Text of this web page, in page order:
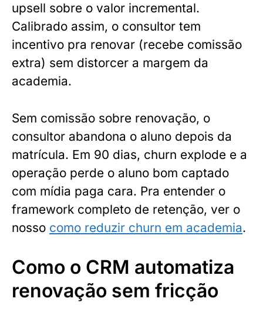
upsell sobre o valor incremental.
Calibrado assim, o consultor tem
incentivo pra renovar (recebe comissão
extra) sem distorcer a margem da
academia.
Sem comissão sobre renovação, o
consultor abandona o aluno depois da
matrícula. Em 90 dias, churn explode e a
operação perde o aluno bom captado
com mídia paga cara. Pra entender o
framework completo de retenção, ver o
nosso como reduzir churn em academia.
Como o CRM automatiza
renovação sem fricção